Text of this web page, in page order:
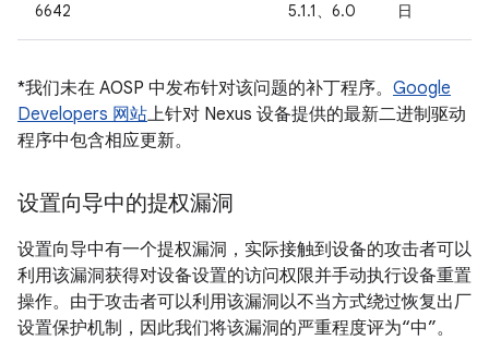
6642
5.1.1、6.0
日
*我们未在 AOSP 中发布针对该问题的补丁程序。 Google
Developers 网站上针对 Nexus 设备提供的最新二进制驱动
程序中包含相应更新。
设置向导中的提权漏洞
设置向导中有一个提权漏洞，实际接触到设备的攻击者可以
利用该漏洞获得对设备设置的访问权限并手动执行设备重置
操作。由于攻击者可以利用该漏洞以不当方式绕过恢复出厂
设置保护机制，因此我们将该漏洞的严重程度评为“中”。